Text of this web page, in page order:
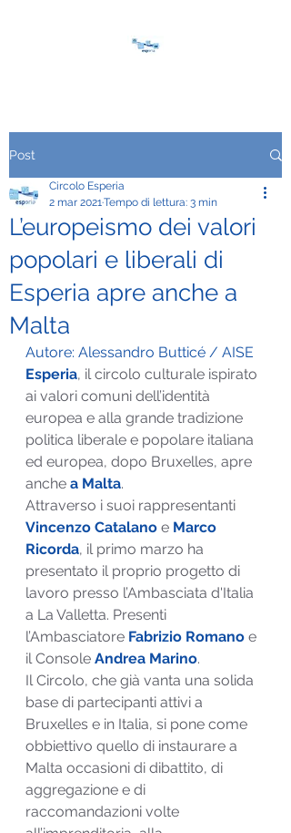
Post
L’europeismo dei valori
popolari e liberali di
Esperia apre anche a
Malta
Circolo Esperia
2 mar 2021Tempo di lettura: 3 min
Autore: Alessandro Butticé / AISE
Esperia, il circolo culturale ispirato
ai valori comuni dell’identità
europea e alla grande tradizione
politica liberale e popolare italiana
ed europea, dopo Bruxelles, apre
anche a Malta.
Attraverso i suoi rappresentanti
Vincenzo Catalano e Marco
Ricorda, il primo marzo ha
presentato il proprio progetto di
lavoro presso l’Ambasciata d'Italia
a La Valletta. Presenti
l’Ambasciatore Fabrizio Romano e
il Console Andrea Marino.
Il Circolo, che già vanta una solida
base di partecipanti attivi a
Bruxelles e in Italia, si pone come
obbiettivo quello di instaurare a
Malta occasioni di dibattito, di
aggregazione e di
raccomandazioni volte